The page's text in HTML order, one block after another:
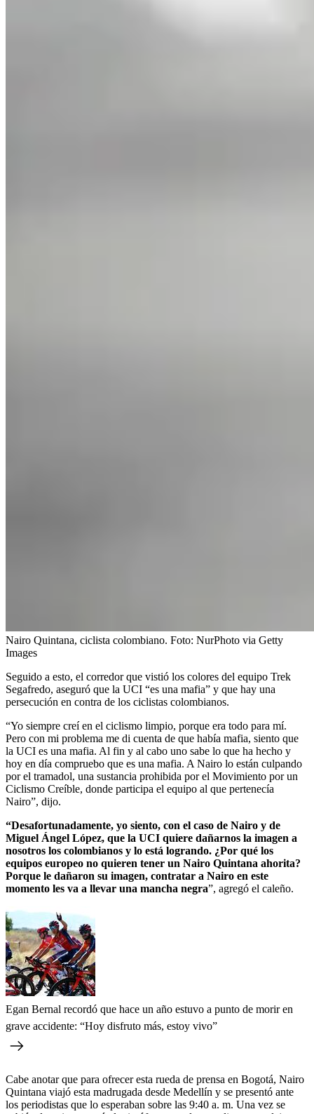
Nairo Quintana, ciclista colombiano. Foto: NurPhoto via Getty
Images
Seguido a esto, el corredor que vistió los colores del equipo Trek
Segafredo, aseguró que la UCI “es una mafia” y que hay una
persecución en contra de los ciclistas colombianos.
“Yo siempre creí en el ciclismo limpio, porque era todo para mí.
Pero con mi problema me di cuenta de que había mafia, siento que
la UCI es una mafia. Al fin y al cabo uno sabe lo que ha hecho y
hoy en día compruebo que es una mafia. A Nairo lo están culpando
por el tramadol, una sustancia prohibida por el Movimiento por un
Ciclismo Creíble, donde participa el equipo al que pertenecía
Nairo”, dijo.
“Desafortunadamente, yo siento, con el caso de Nairo y de
Miguel Ángel López, que la UCI quiere dañarnos la imagen a
nosotros los colombianos y lo está logrando. ¿Por qué los
equipos europeo no quieren tener un Nairo Quintana ahorita?
Porque le dañaron su imagen, contratar a Nairo en este
momento les va a llevar una mancha negra”, agregó el caleño.
Egan Bernal recordó que hace un año estuvo a punto de morir en
grave accidente: “Hoy disfruto más, estoy vivo”
Cabe anotar que para ofrecer esta rueda de prensa en Bogotá, Nairo
Quintana viajó esta madrugada desde Medellín y se presentó ante
los periodistas que lo esperaban sobre las 9:40 a. m. Una vez se